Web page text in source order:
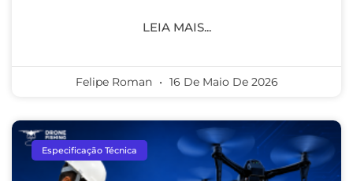
LEIA MAIS...
Felipe Roman 16 De Maio De 2026
Especificação Técnica